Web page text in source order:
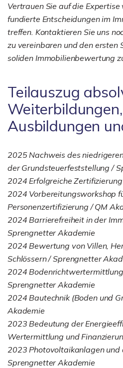
Vertrauen Sie auf die
fundierte Entscheidungen im
treffen. Kontaktieren Sie uns
zu vereinbaren und den ersten
soliden Immobilienbewertung
Teilauszug
Ausbildungen
2025 Nachweis des
der Grundsteuerfeststellung /
2024 Erfolgreiche Zertifizierung
2024 Vorbereitungsworkshop
Personenzertifizierung / QM
2024 Barrierefreiheit in der
Sprengnetter Akademie
2024 Bewertung von Villen,
Schlössern / Sprengnetter
2024
Sprengnetter Akademie
2024 Bautechnik (Boden und
Akademie
2023 Bedeutung der
Wertermittlung und
2023 Photovoltaikanlagen und
Sprengnetter Akademie